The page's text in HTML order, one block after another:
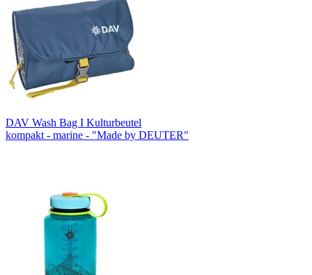
DAV Wash Bag I Kulturbeutel
kompakt - marine - "Made by DEUTER"